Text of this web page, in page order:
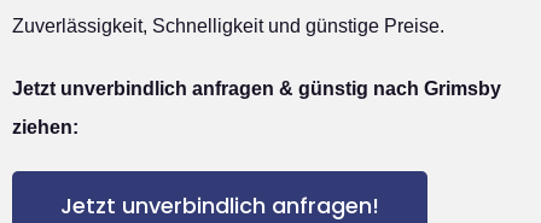
Zuverlässigkeit, Schnelligkeit und günstige Preise.
Jetzt unverbindlich anfragen & günstig nach Grimsby
ziehen:
Jetzt unverbindlich anfragen!